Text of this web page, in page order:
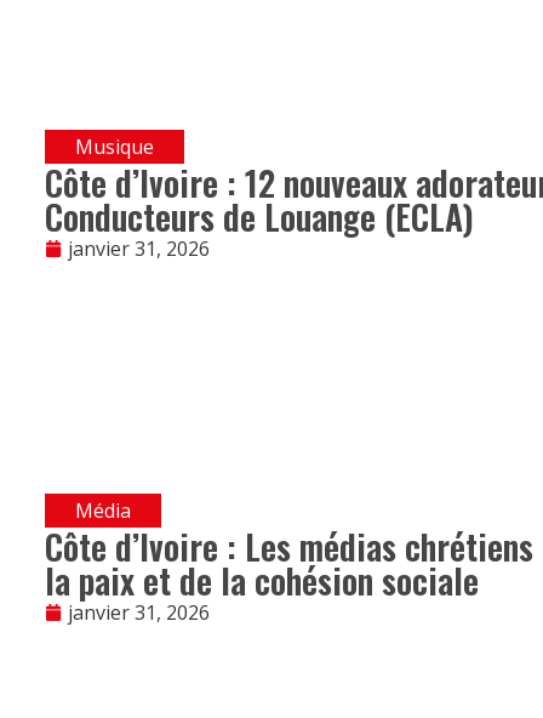
Musique
Côte d’Ivoire : 12 nouveaux
Conducteurs de Louange (ECLA)
janvier 31, 2026
Média
Côte d’Ivoire : Les médias
la paix et de la cohésion sociale
janvier 31, 2026